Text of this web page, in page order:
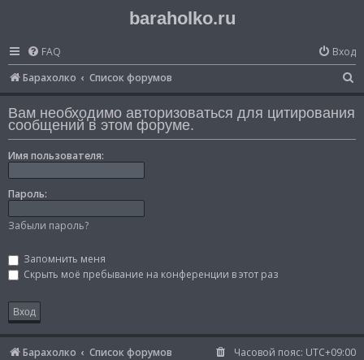
baraholko.ru
FAQ
Вход
Барахолко
Список форумов
о
с
Вам необходимо авторизоваться для цитирования
сообщений в этом форуме.
Имя пользователя:
Пароль:
Забыли пароль?
Запомнить меня
Скрыть моё пребывание на конференции в этот раз
Барахолко Список форумов Часовой пояс: UTC+09:00